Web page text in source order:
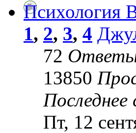
Психология
1, 2, 3, 4
72
13850
Пт, 12